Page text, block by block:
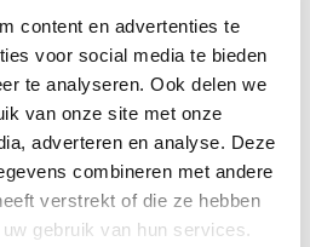
content en advertenties te
voor social media te bieden
te analyseren. Ook delen we
van onze site met onze
adverteren en analyse. Deze
combineren met andere
verstrekt of die ze hebben
gebruik van hun services.
Pro-4 Steel
silber
110 - 170 cm